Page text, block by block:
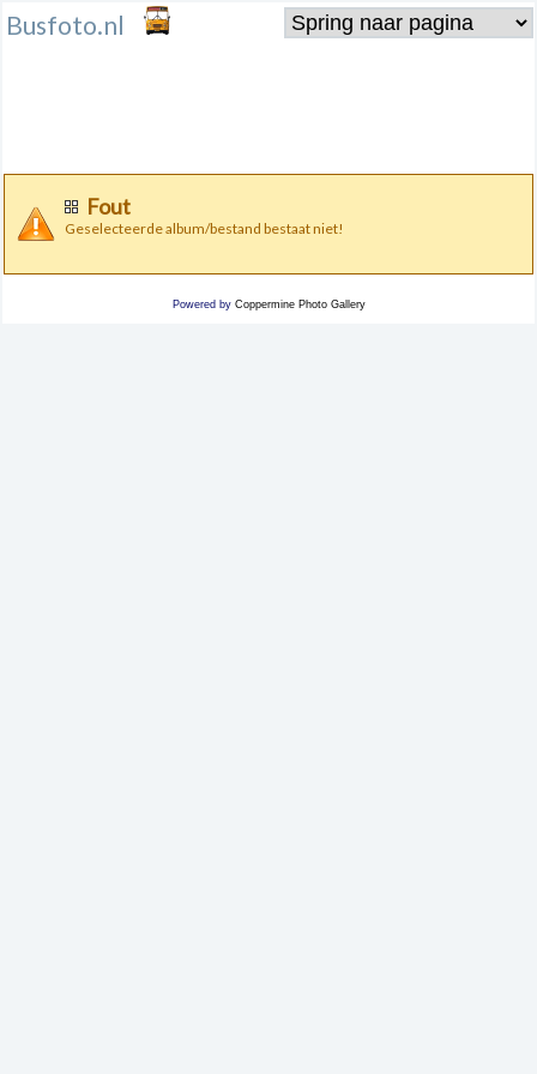
Busfoto.nl
Fout
Geselecteerde album/bestand bestaat niet!
Powered by Coppermine Photo Gallery